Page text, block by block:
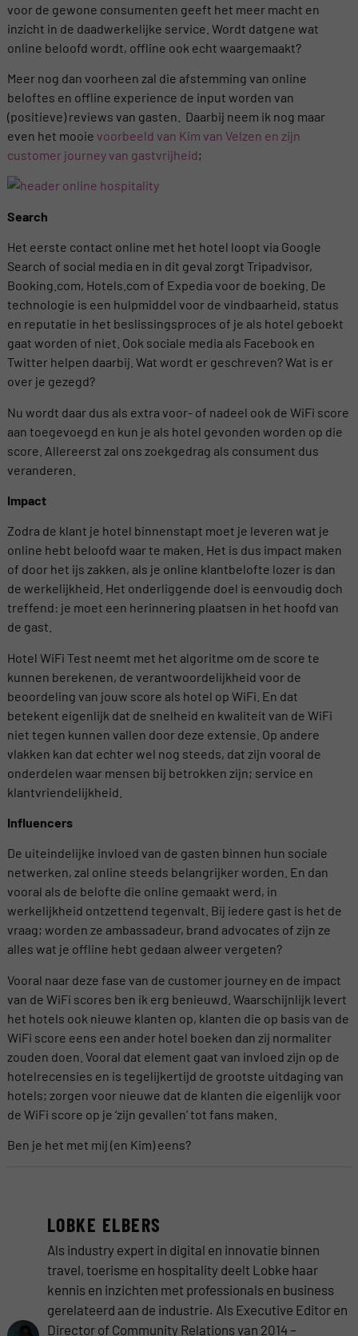
voor de gewone consumenten geeft het meer macht en
inzicht in de daadwerkelijke service. Wordt datgene wat
online beloofd wordt, offline ook echt waargemaakt?
Meer nog dan voorheen zal die afstemming van online
beloftes en offline experience de input worden van
(positieve) reviews van gasten. Daarbij neem ik nog maar
even het mooie voorbeeld van Kim van Velzen en zijn
customer journey van gastvrijheid;
Search
Het eerste contact online met het hotel loopt via Google
Search of social media en in dit geval zorgt Tripadvisor,
Booking.com, Hotels.com of Expedia voor de boeking. De
technologie is een hulpmiddel voor de vindbaarheid, status
en reputatie in het beslissingsproces of je als hotel geboekt
gaat worden of niet. Ook sociale media als Facebook en
Twitter helpen daarbij. Wat wordt er geschreven? Wat is er
over je gezegd?
Nu wordt daar dus als extra voor- of nadeel ook de WiFi score
aan toegevoegd en kun je als hotel gevonden worden op die
score. Allereerst zal ons zoekgedrag als consument dus
veranderen.
Impact
Zodra de klant je hotel binnenstapt moet je leveren wat je
online hebt beloofd waar te maken. Het is dus impact maken
of door het ijs zakken, als je online klantbelofte lozer is dan
de werkelijkheid. Het onderliggende doel is eenvoudig doch
treffend: je moet een herinnering plaatsen in het hoofd van
de gast.
Hotel WiFi Test neemt met het algoritme om de score te
kunnen berekenen, de verantwoordelijkheid voor de
beoordeling van jouw score als hotel op WiFi. En dat
betekent eigenlijk dat de snelheid en kwaliteit van de WiFi
niet tegen kunnen vallen door deze extensie. Op andere
vlakken kan dat echter wel nog steeds, dat zijn vooral de
onderdelen waar mensen bij betrokken zijn; service en
klantvriendelijkheid.
Influencers
De uiteindelijke invloed van de gasten binnen hun sociale
netwerken, zal online steeds belangrijker worden. En dan
vooral als de belofte die online gemaakt werd, in
werkelijkheid ontzettend tegenvalt. Bij iedere gast is het de
vraag; worden ze ambassadeur, brand advocates of zijn ze
alles wat je offline hebt gedaan alweer vergeten?
Vooral naar deze fase van de customer journey en de impact
van de WiFi scores ben ik erg benieuwd. Waarschijnlijk levert
het hotels ook nieuwe klanten op, klanten die op basis van de
WiFi score eens een ander hotel boeken dan zij normaliter
zouden doen. Vooral dat element gaat van invloed zijn op de
hotelrecensies en is tegelijkertijd de grootste uitdaging van
hotels; zorgen voor nieuwe dat de klanten die eigenlijk voor
de WiFi score op je ‘zijn gevallen’ tot fans maken.
Ben je het met mij (en Kim) eens?
LOBKE ELBERS
Als industry expert in digital en innovatie binnen
travel, toerisme en hospitality deelt Lobke haar
kennis en inzichten met professionals en business
gerelateerd aan de industrie. Als Executive Editor en
Director of Community Relations van 2014 –